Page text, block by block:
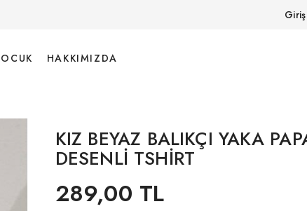
HAKKIMIZDA
KIZ BEYAZ BALIKÇI YAKA
DESENLİ TSHİRT
289,00 TL